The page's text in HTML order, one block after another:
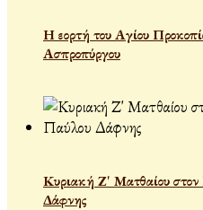
Η εορτή του Αγίου
Ασπροπύργου
Κυριακή Ζ' Ματθαίου
Δάφνης